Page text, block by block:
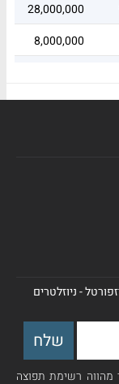
28,000,000
8,000,000
- ניוזלטרים
רשימת תפוצה